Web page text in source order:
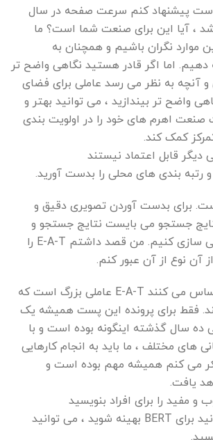
پیشنهاد کنم سرعت صفحه در سال
باشد ، آیا این برای صنعت شما است؟ ما
موارد نگران باشیم و همچنان به
دهیم. اما اگر قادر هستید نگاهی واضح تر
و آنچه به نظر می رسد عاملی برای فضای
واضح تر بیندازید ، می توانید بهتر و
صنعت اهرم های خود را در اولویت بندی
کمک کند.
برای بدست آوردن تصویری دقیق و
جستجو می بایست نتایج جستجو و
رتبه بندی ها را بومی سازی کنیم. من قصد داشتم E-A-T را
آن نوع از آن عبور کنم.
بسیاری از مردم احساس می کنند E-A-T عاملی بزرگ است که
فقط برای پرونده این پست همیشه یک
سال گذشته اینگونه بوده است و با
های مختلف ، ما باید به انجام کارهایی
می کنم همیشه مهم بوده است و
یافت.
اگرچه شما نمی توانید برای BERT بهینه شوید ، می توانید